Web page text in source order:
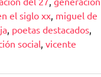
el siglo xx, miguel de
, poetas destacados,
social, vicente